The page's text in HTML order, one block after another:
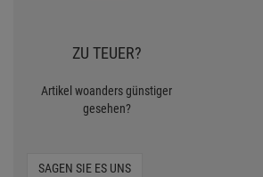
ZU TEUER?
Artikel woanders günstiger
gesehen?
SAGEN SIE ES UNS